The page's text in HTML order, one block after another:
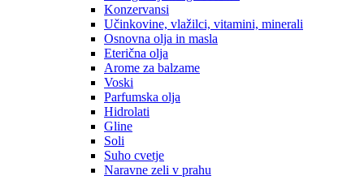
Konzervansi
Učinkovine, vlažilci, vitamini, minerali
Osnovna olja in masla
Eterična olja
Arome za balzame
Voski
Parfumska olja
Hidrolati
Gline
Soli
Suho cvetje
Naravne zeli v prahu